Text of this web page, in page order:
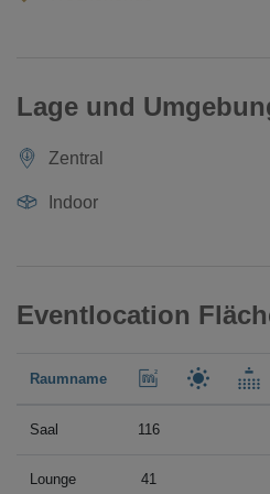
Lage und
Zentral
Indoor
Eventlocation
Raumname
Saal 116
Lounge 41